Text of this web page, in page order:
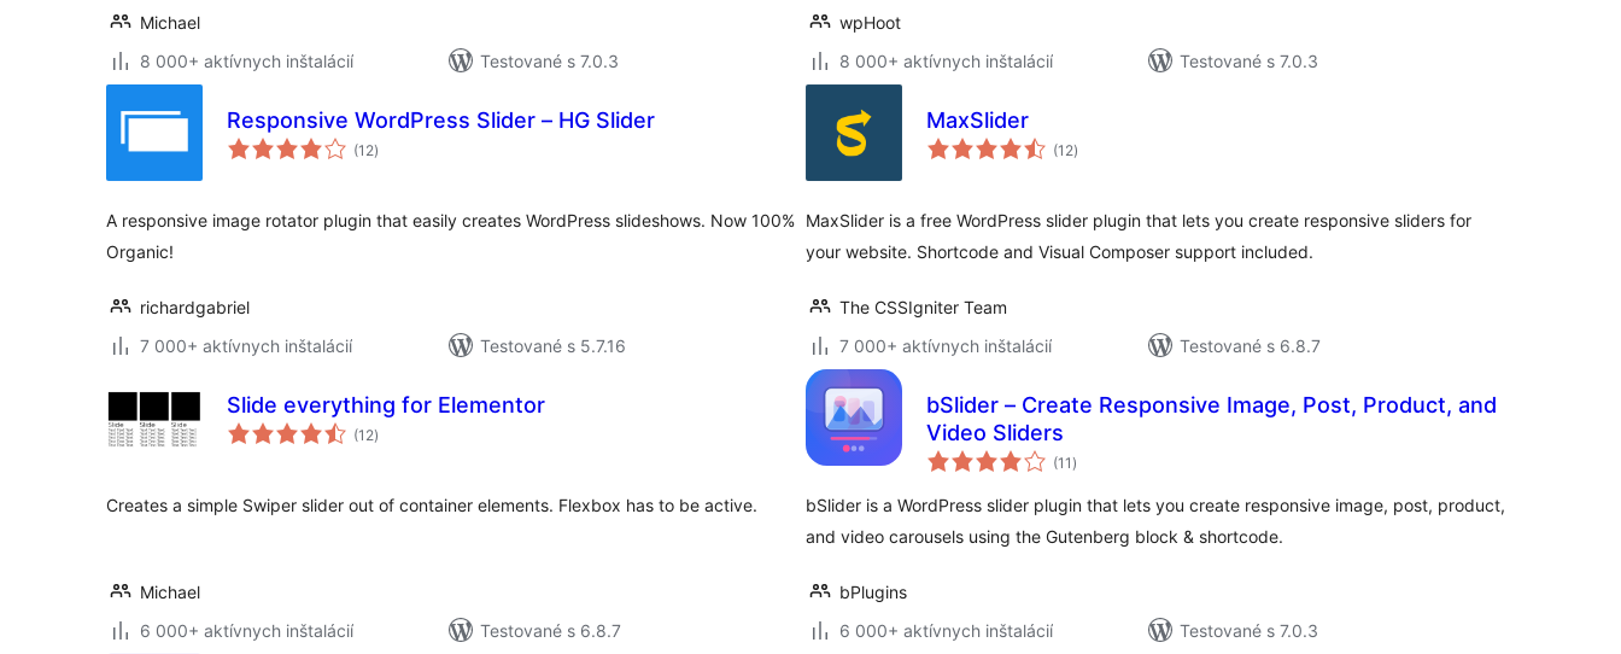
Michael
8 000+ aktívnych inštalácií
Testované s 7.0.3
wpHoot
8 000+ aktívnych inštalácií
Testované s 7.0.3
Responsive WordPress Slider – HG Slider
(12celkové
hodnotenie
)
A responsive image rotator plugin that easily creates WordPress slideshows. Now 100%
Organic!
richardgabriel
7 000+ aktívnych inštalácií
Testované s 5.7.16
MaxSlider
(12celkové
hodnotenie
)
MaxSlider is a free WordPress slider plugin that lets you create responsive sliders for
your website. Shortcode and Visual Composer support included.
The CSSIgniter Team
7 000+ aktívnych inštalácií
Testované s 6.8.7
Slide everything for Elementor
(12celkové
hodnotenie
)
Creates a simple Swiper slider out of container elements. Flexbox has to be active.
Michael
6 000+ aktívnych inštalácií
Testované s 6.8.7
bSlider – Create Responsive Image, Post, Product, and
Video Sliders
(11 celkové
hodnotenie
)
bSlider is a WordPress slider plugin that lets you create responsive image, post, product,
and video carousels using the Gutenberg block & shortcode.
bPlugins
6 000+ aktívnych inštalácií
Testované s 7.0.3